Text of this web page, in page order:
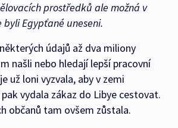
prostředků ale možná v
byli Egypťané uneseni.
údajů až dva miliony
našli nebo hledají lepší pracovní
už loni vyzvala, aby v zemi
vydala zákaz do Libye cestovat.
občanů tam ovšem zůstala.